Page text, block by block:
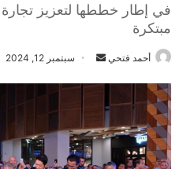
في إطار خططها لتعزيز
مبتكرة
أحمد فتحي
أرسل سبتمبر 12, 2024